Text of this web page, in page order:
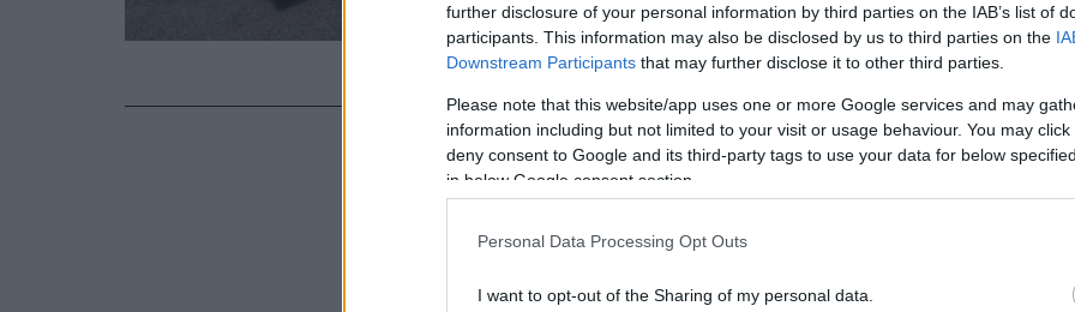
further disclosure of your personal information by third parties on the IAB’s list of
participants. This information may also be disclosed by us to third parties on the
Downstream Participants that may further disclose it to other third parties.
Please note that this website/app uses one or more Google services and may
information including but not limited to your visit or usage behaviour. You may
deny consent to Google and its third-party tags to use your data for below
in below Google consent section.
Personal Data Processing Opt Outs
I want to opt-out of the Sharing of my personal data.
Έχουν χαρακτηριστεί Κρισίμως Κινδυνεύοντες από τη Διεθνή
Ένωση Προστασίας της Φύσης (IUCN) λόγω της ραγδαίας μείωσής
τους και τοπικών εξαφανίσεων σε διάφορα σημεία της Μεσογείου